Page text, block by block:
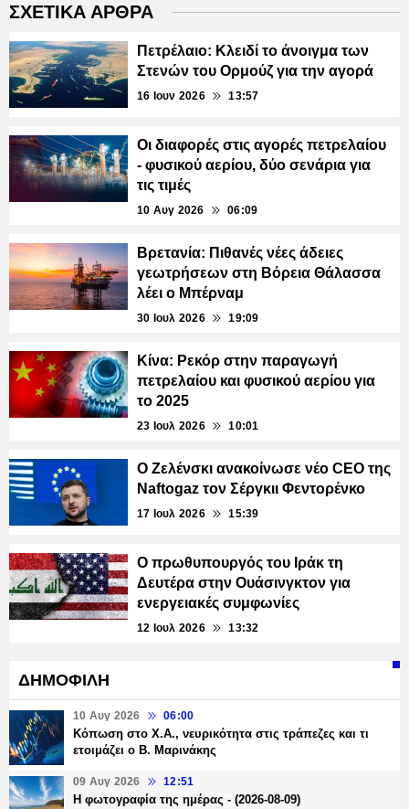
ΣΧΕΤΙΚΑ ΑΡΘΡΑ
Πετρέλαιο: Κλειδί το άνοιγμα των
Στενών του Ορμούζ για την αγορά
16 Ιουν 2026 13:57
Οι διαφορές στις αγορές πετρελαίου
- φυσικού αερίου, δύο σενάρια για
τις τιμές
10 Αυγ 2026 06:09
Βρετανία: Πιθανές νέες άδειες
γεωτρήσεων στη Βόρεια Θάλασσα
λέει ο Μπέρναμ
30 Ιουλ 2026 19:09
Κίνα: Ρεκόρ στην παραγωγή
πετρελαίου και φυσικού αερίου για
το 2025
23 Ιουλ 2026 10:01
Ο Ζελένσκι ανακοίνωσε νέο CEO της
Naftogaz τον Σέργκιι Φεντορένκο
17 Ιουλ 2026 15:39
Ο πρωθυπουργός του Ιράκ τη
Δευτέρα στην Ουάσινγκτον για
ενεργειακές συμφωνίες
12 Ιουλ 2026 13:32
ΔΗΜΟΦΙΛΗ
10 Αυγ 2026 06:00
Κόπωση στο Χ.Α., νευρικότητα στις τράπεζες και τι
ετοιμάζει ο Β. Μαρινάκης
09 Αυγ 2026 12:51
Η φωτογραφία της ημέρας - (2026-08-09)